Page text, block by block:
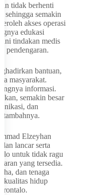
tidak berhenti
sehingga semakin
akses operasi
edukasi
tindakan medis
pendengaran.
bantuan,
masyarakat.
informasi.
semakin besar
dan
tambahnya.
Elzeyhan
lancar serta
untuk tidak ragu
yang tersedia.
dan tenaga
kualitas hidup